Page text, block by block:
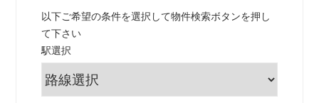
以下ご希望の条件を選択して物件検索ボタンを押し
て下さい
駅選択